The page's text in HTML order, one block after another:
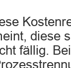
diese
fällig.